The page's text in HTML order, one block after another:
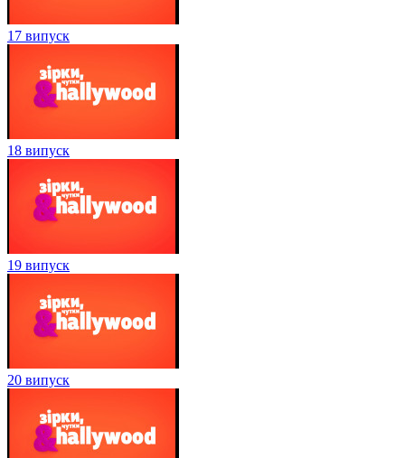
17 випуск
18 випуск
19 випуск
20 випуск